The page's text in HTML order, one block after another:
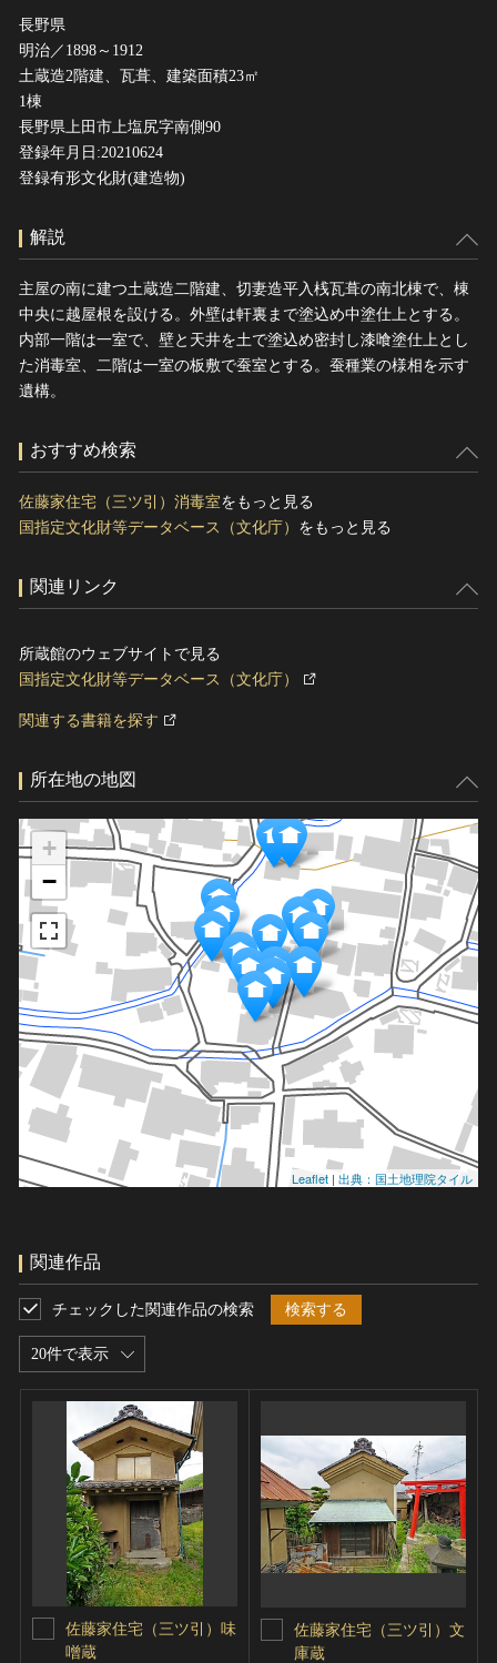
長野県
明治／1898～1912
土蔵造2階建、瓦葺、建築面積23㎡
1棟
長野県上田市上塩尻字南側90
登録年月日:20210624
登録有形文化財(建造物)
解説
主屋の南に建つ土蔵造二階建、切妻造平入桟瓦葺の南北棟で、棟
中央に越屋根を設ける。外壁は軒裏まで塗込め中塗仕上とする。
内部一階は一室で、壁と天井を土で塗込め密封し漆喰塗仕上とし
た消毒室、二階は一室の板敷で蚕室とする。蚕種業の様相を示す
遺構。
おすすめ検索
佐藤家住宅（三ツ引）消毒室をもっと見る
国指定文化財等データベース（文化庁） をもっと見る
関連リンク
所蔵館のウェブサイトで見る
国指定文化財等データベース（文化庁）
関連する書籍を探す
所在地の地図
+
−
Leaflet | 出典：国土地理院タイル
関連作品
20件で表示
チェックした関連作品の検索 検索する
佐藤家住宅（三ツ引）味
噌蔵
佐藤家住宅（三ツ引）文
庫蔵